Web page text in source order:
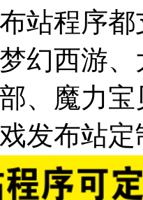
站程序
幻西游
、魔力
发布站定